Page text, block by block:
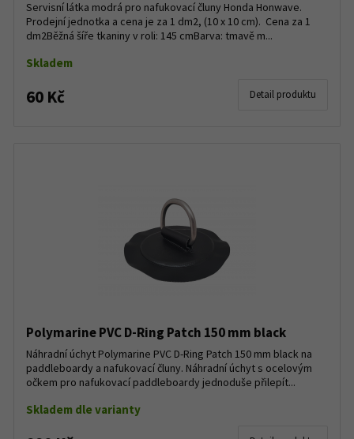
Servisní látka modrá pro nafukovací čluny Honda Honwave.
Prodejní jednotka a cena je za 1 dm2, (10 x 10 cm). Cena za 1
dm2Běžná šíře tkaniny v roli: 145 cmBarva: tmavě m...
Skladem
60 Kč Detail produktu
Polymarine PVC D-Ring Patch 150 mm black
Náhradní úchyt Polymarine PVC D-Ring Patch 150 mm black na
paddleboardy a nafukovací čluny. Náhradní úchyt s ocelovým
očkem pro nafukovací paddleboardy jednoduše přilepít...
Skladem dle varianty